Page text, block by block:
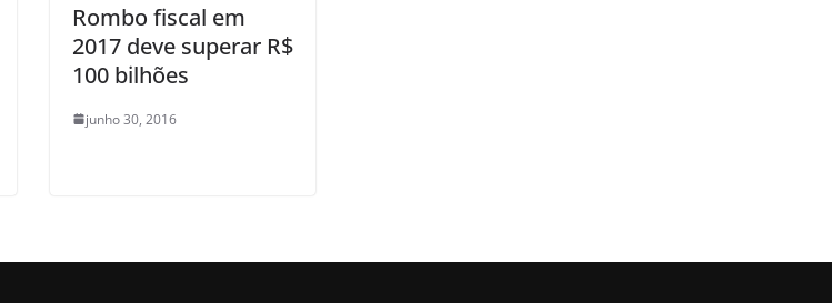
Rombo fiscal em
2017 deve superar R$
100 bilhões
junho 30, 2016